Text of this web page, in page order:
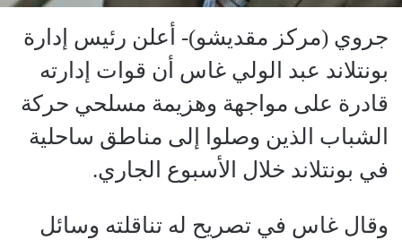
جروي (مركز مقديشو)- أعلن رئيس إدارة
بونتلاند عبد الولي غاس أن قوات إدارته
قادرة على مواجهة وهزيمة مسلحي حركة
الشباب الذين وصلوا إلى مناطق ساحلية
في بونتلاند خلال الأسبوع الجاري.
وقال غاس في تصريح له تناقلته وسائل